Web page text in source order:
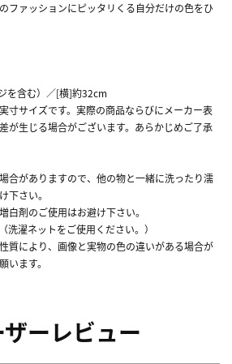
ファッションにピッタリくる自分だけの色をひ
を含む）／[横]約32cm
寸サイズです。実際の商品ならびにメーカー表
が生じる場合がございます。あらかじめご了承
合がありますので、他の物と一緒に洗ったり濡
下さい。
剤のご使用はお避け下さい。
濯ネットをご使用ください。）
質により、画像と実物の色の違いがある場合が
います。
ーレビュー